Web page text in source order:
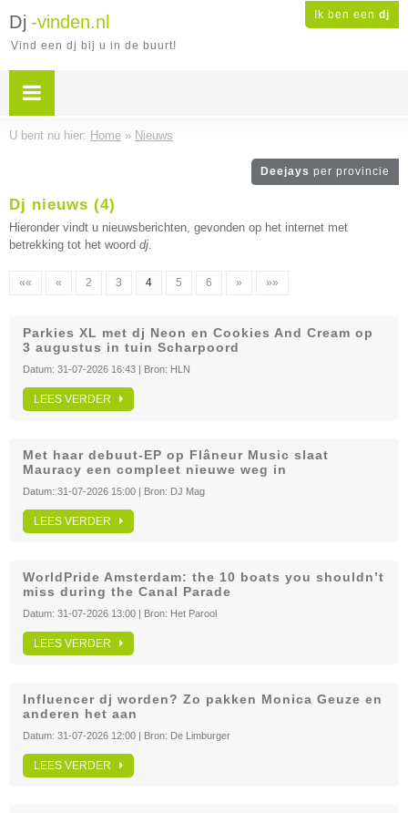
Ik ben een dj
Dj -vinden.nl
Vind een dj bij u in de buurt!
U bent nu hier: Home » Nieuws
Deejays per provincie
Dj nieuws (4)
Hieronder vindt u nieuwsberichten, gevonden op het internet met
betrekking tot het woord dj.
«« « 2 3 4 5 6 » »»
Parkies XL met dj Neon en Cookies And Cream op
3 augustus in tuin Scharpoord
Datum: 31-07-2026 16:43 | Bron: HLN
LEES VERDER
Met haar debuut-EP op Flâneur Music slaat
Mauracy een compleet nieuwe weg in
Datum: 31-07-2026 15:00 | Bron: DJ Mag
LEES VERDER
WorldPride Amsterdam: the 10 boats you shouldn’t
miss during the Canal Parade
Datum: 31-07-2026 13:00 | Bron: Het Parool
LEES VERDER
Influencer dj worden? Zo pakken Monica Geuze en
anderen het aan
Datum: 31-07-2026 12:00 | Bron: De Limburger
LEES VERDER